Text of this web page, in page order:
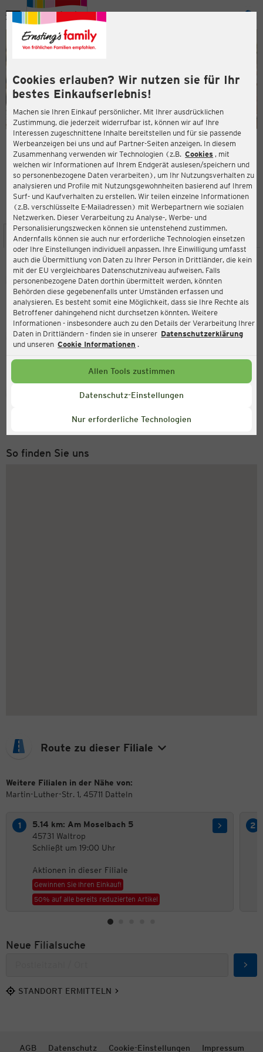
Cookies erlauben? Wir nutzen sie für Ihr
bestes Einkaufserlebnis!
Machen sie Ihren Einkauf persönlicher. Mit Ihrer ausdrücklichen
Zustimmung, die jederzeit widerrufbar ist, können wir auf Ihre
Interessen zugeschnittene Inhalte bereitstellen und für sie passende
Werbeanzeigen bei uns und auf Partner-Seiten anzeigen. In diesem
Zusammenhang verwenden wir Technologien (z.B. Cookies , mit
welchen wir Informationen auf Ihrem Endgerät auslesen/speichern und
so personenbezogene Daten verarbeiten), um Ihr Nutzungsverhalten zu
analysieren und Profile mit Nutzungsgewohnheiten basierend auf Ihrem
Surf- und Kaufverhalten zu erstellen. Wir teilen einzelne Informationen
(z.B. verschlüsselte E-Mailadressen) mit Werbepartnern wie sozialen
Netzwerken. Dieser Verarbeitung zu Analyse-, Werbe- und
Personalisierungszwecken können sie untenstehend zustimmen.
Andernfalls können sie auch nur erforderliche Technologien einsetzen
oder Ihre Einstellungen individuell anpassen. Ihre Einwilligung umfasst
auch die Übermittlung von Daten zu Ihrer Person in Drittländer, die kein
mit der EU vergleichbares Datenschutzniveau aufweisen. Falls
personenbezogene Daten dorthin übermittelt werden, könnten
Behörden diese gegebenenfalls unter Umständen erfassen und
analysieren. Es besteht somit eine Möglichkeit, dass sie Ihre Rechte als
Betroffener dahingehend nicht durchsetzen könnten. Weitere
Informationen - insbesondere auch zu den Details der Verarbeitung Ihrer
Daten in Drittländern - finden sie in unserer Datenschutzerklärung
und unseren Cookie Informationen .
Allen Tools zustimmen
Datenschutz-Einstellungen
Nur erforderliche Technologien
Menü
ERNSTING'S FAMILY FILIALE
Martin-Luther-Str. 1
45711 Datteln
3,8
Bewertung:
STANDORT SERVICES SORTIMENT AKTIONEN
Ernsting's family
Martin-Luther-Str. 1, 45711 Datteln
Aktuell:
Geöffnet
Service Hotline
Montag bis Freitag 8-18 Uhr
So finden Sie uns
Route zu dieser Filiale
Weitere Filialen in der Nähe von:
Martin-Luther-Str. 1, 45711 Datteln
5.14 km: Am Moselbach 5
45731 Waltrop
Schließt um 19:00 Uhr
Aktionen in dieser Filiale
Gewinnen Sie Ihren Einkauf!
50% auf alle bereits reduzierten Artikel
Neue Filialsuche
STANDORT ERMITTELN
AGB Datenschutz Cookie-Einstellungen Impressum